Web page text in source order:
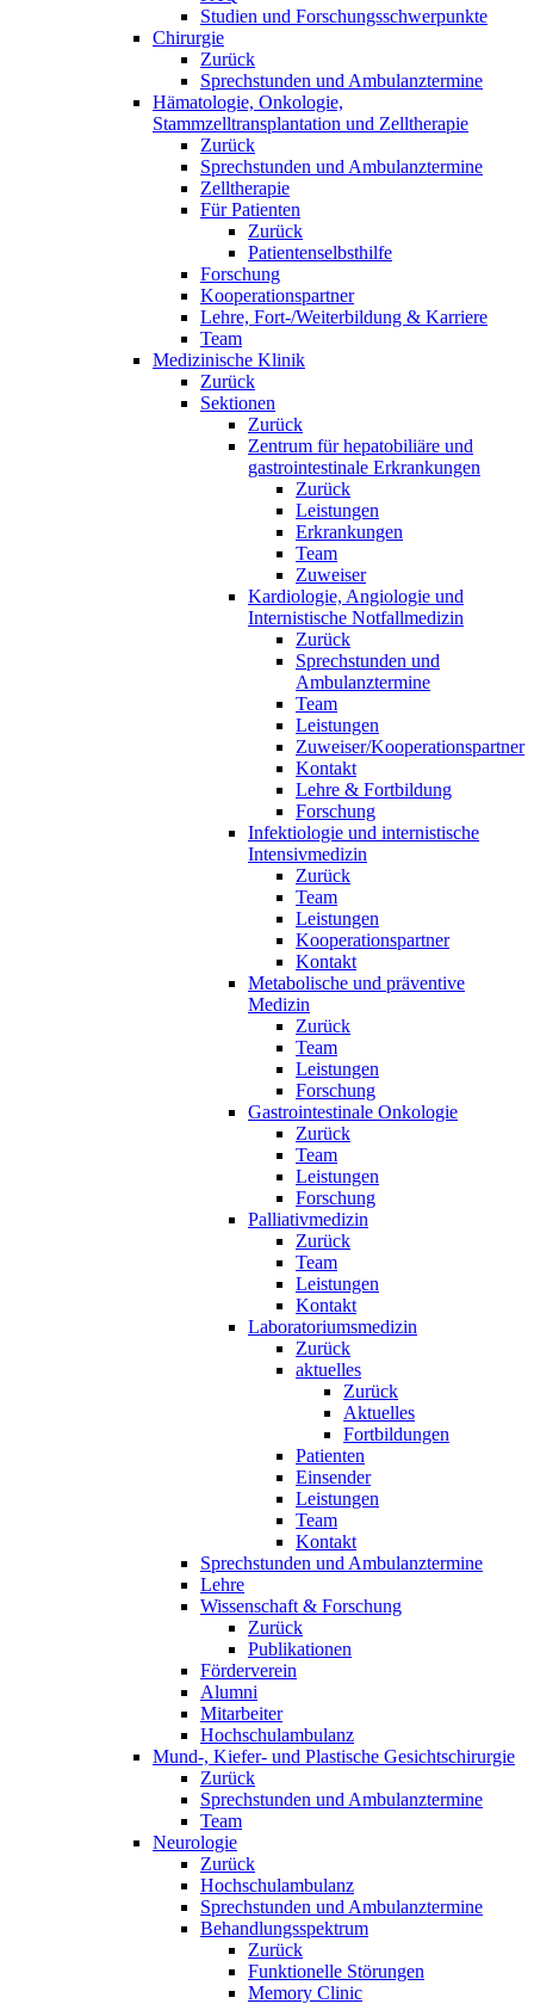
Studien und Forschungsschwerpunkte
Chirurgie
Zurück
Sprechstunden und Ambulanztermine
Hämatologie, Onkologie,
Stammzelltransplantation und Zelltherapie
Zurück
Sprechstunden und Ambulanztermine
Zelltherapie
Für Patienten
Zurück
Patientenselbsthilfe
Forschung
Kooperationspartner
Lehre, Fort-/Weiterbildung & Karriere
Team
Medizinische Klinik
Zurück
Sektionen
Zurück
Zentrum für hepatobiliäre und
gastrointestinale Erkrankungen
Zurück
Leistungen
Erkrankungen
Team
Zuweiser
Kardiologie, Angiologie und
Internistische Notfallmedizin
Zurück
Sprechstunden und
Ambulanztermine
Team
Leistungen
Zuweiser/Kooperationspartner
Kontakt
Lehre & Fortbildung
Forschung
Infektiologie und internistische
Intensivmedizin
Zurück
Team
Leistungen
Kooperationspartner
Kontakt
Metabolische und präventive
Medizin
Zurück
Team
Leistungen
Forschung
Gastrointestinale Onkologie
Zurück
Team
Leistungen
Forschung
Palliativmedizin
Zurück
Team
Leistungen
Kontakt
Laboratoriumsmedizin
Zurück
aktuelles
Zurück
Aktuelles
Fortbildungen
Patienten
Einsender
Leistungen
Team
Kontakt
Sprechstunden und Ambulanztermine
Lehre
Wissenschaft & Forschung
Zurück
Publikationen
Förderverein
Alumni
Mitarbeiter
Hochschulambulanz
Mund-, Kiefer- und Plastische Gesichtschirurgie
Zurück
Sprechstunden und Ambulanztermine
Team
Neurologie
Zurück
Hochschulambulanz
Sprechstunden und Ambulanztermine
Behandlungsspektrum
Zurück
Funktionelle Störungen
Memory Clinic